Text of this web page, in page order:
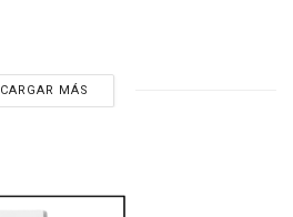
CARGAR MÁS